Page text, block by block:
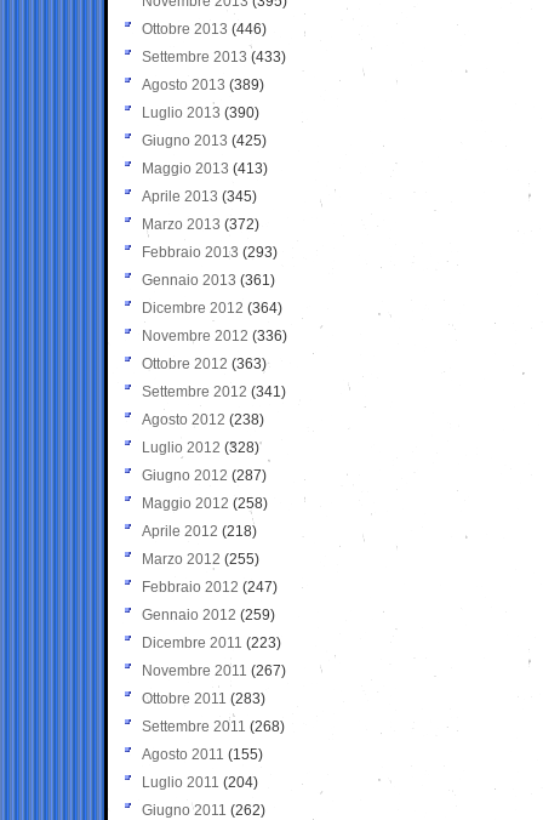
Ottobre 2013 (446)
Settembre 2013 (433)
Agosto 2013 (389)
Luglio 2013 (390)
Giugno 2013 (425)
Maggio 2013 (413)
Aprile 2013 (345)
Marzo 2013 (372)
Febbraio 2013 (293)
Gennaio 2013 (361)
Dicembre 2012 (364)
Novembre 2012 (336)
Ottobre 2012 (363)
Settembre 2012 (341)
Agosto 2012 (238)
Luglio 2012 (328)
Giugno 2012 (287)
Maggio 2012 (258)
Aprile 2012 (218)
Marzo 2012 (255)
Febbraio 2012 (247)
Gennaio 2012 (259)
Dicembre 2011 (223)
Novembre 2011 (267)
Ottobre 2011 (283)
Settembre 2011 (268)
Agosto 2011 (155)
Luglio 2011 (204)
Giugno 2011 (262)